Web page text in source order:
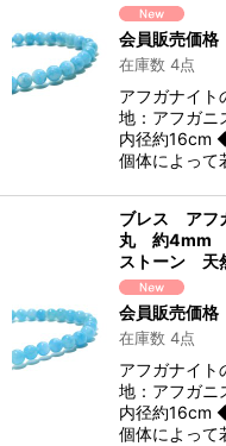
会員販売価格
在庫数 4点
アフガナイト
地：アフガニ
内径約
個体によって
ブレス アフ
丸 約4mm
ストーン 天
会員販売価格
在庫数 4点
アフガナイト
地：アフガニ
内径約
個体によって